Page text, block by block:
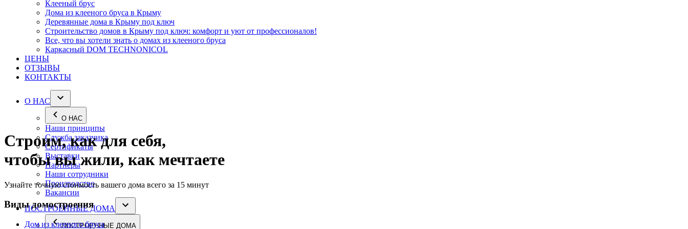
Клееный брус
Дома из клееного бруса в Крыму
Деревянные дома в Крыму под ключ
Строительство домов в Крыму под ключ: комфорт и уют от профессионалов!
Все, что вы хотели знать о домах из клееного бруса
Каркасный DOM TECHNONICOL
ЦЕНЫ
ОТЗЫВЫ
КОНТАКТЫ
О НАС
О НАС
Наши принципы
Служба заказчика
Сертификаты
Выставки
Партнеры
Наши сотрудники
Производство
Вакансии
ПОСТРОЕННЫЕ ДОМА
ПОСТРОЕННЫЕ ДОМА
Строим, как для себя,
чтобы вы жили, как мечтаете
Узнайте точную стоимость вашего дома всего за 15 минут
Виды домостроения
Дом из клееного бруса